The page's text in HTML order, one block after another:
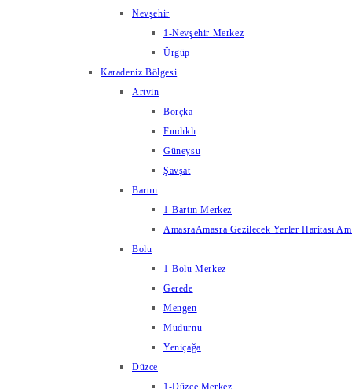
Nevşehir
1-Nevşehir Merkez
Ürgüp
Karadeniz Bölgesi
Artvin
Borçka
Fındıklı
Güneysu
Şavşat
Bartın
1-Bartın Merkez
AmasraAmasra Gezilecek Yerler Haritası
Bolu
1-Bolu Merkez
Gerede
Mengen
Mudurnu
Yeniçağa
Düzce
1-Düzce Merkez